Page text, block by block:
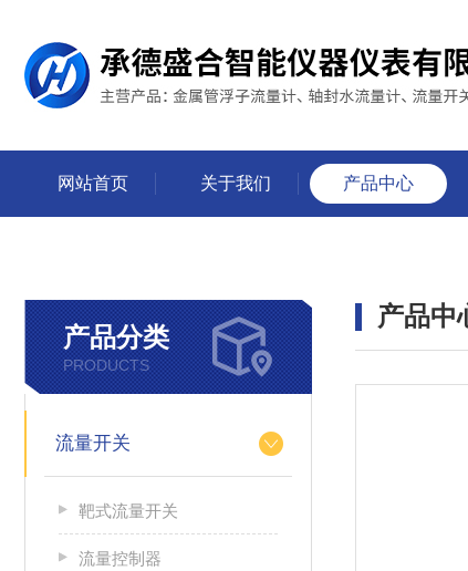
网站首页 关于我们 产品中心
产品分类
PRODUCTS
流量开关
靶式流量开关
流量控制器
产品中